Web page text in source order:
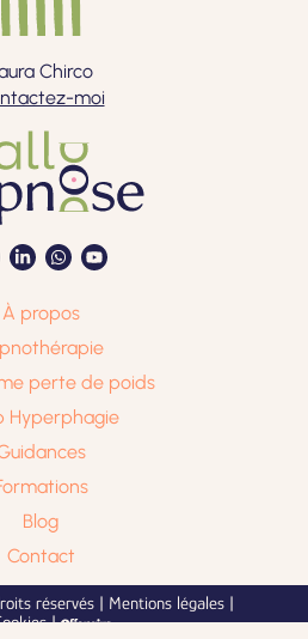
Chirco
moi
À propos
perte de poids
Hyperphagie
Blog
Contact
réservés | Mentions légales |
|